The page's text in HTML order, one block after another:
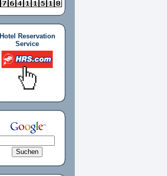
Hotel Reservation
Service